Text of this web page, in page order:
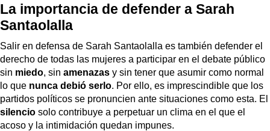
La importancia de defender a Sarah
Santaolalla
Salir en defensa de Sarah Santaolalla es también defender el
derecho de todas las mujeres a participar en el debate público
sin miedo, sin amenazas y sin tener que asumir como normal
lo que nunca debió serlo. Por ello, es imprescindible que los
partidos políticos se pronuncien ante situaciones como esta. El
silencio solo contribuye a perpetuar un clima en el que el
acoso y la intimidación quedan impunes.